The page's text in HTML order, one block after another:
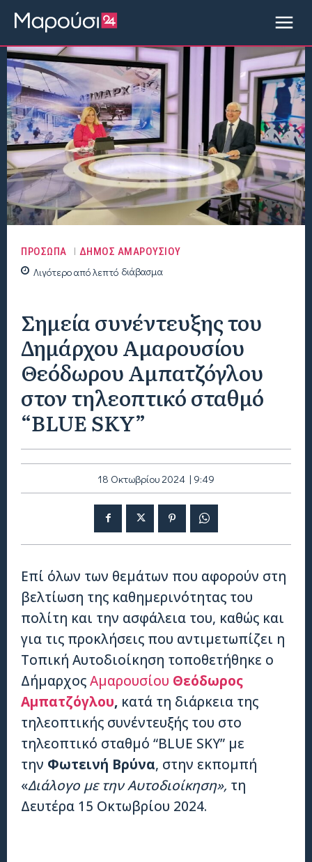
ΠΡΟΣΩΠΑ ΔΗΜΟΣ ΑΜΑΡΟΥΣΙΟΥ
Λιγότερο απόλεπτό διάβασμα
Σημεία συνέντευξης του
Δημάρχου Αμαρουσίου
Θεόδωρου Αμπατζόγλου
στον τηλεοπτικό σταθμό
“BLUE SKY”
18 Οκτωβρίου 2024 | 9:49
Επί όλων των θεμάτων που αφορούν στη
βελτίωση της καθημερινότητας του
πολίτη και την ασφάλεια του, καθώς και
για τις προκλήσεις που αντιμετωπίζει η
Τοπική Αυτοδιοίκηση τοποθετήθηκε ο
ΔήμαρχοςΑμαρουσίου Θεόδωρος
Αμπατζόγλου, κατά τη διάρκεια της
τηλεοπτικής συνέντευξής του στο
τηλεοπτικό σταθμό “BLUE SKY” με
την Φωτεινή Βρύνα, στην εκπομπή
«Διάλογο με την Αυτοδιοίκηση», τη
Δευτέρα 15 Οκτωβρίου 2024.